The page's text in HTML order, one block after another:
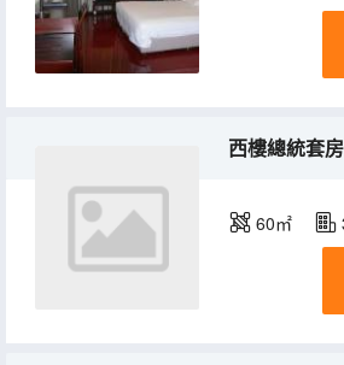
西樓總統套房
60㎡